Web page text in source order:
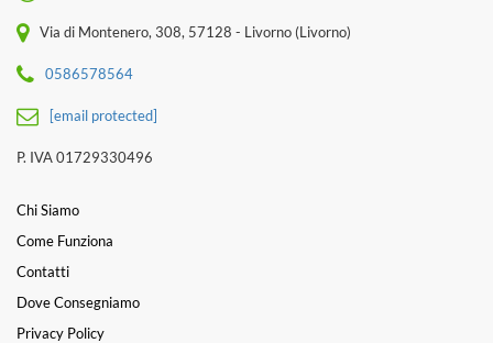
Via di Montenero, 308, 57128 - Livorno (Livorno)
0586578564
[email protected]
P. IVA 01729330496
Chi Siamo
Come Funziona
Contatti
Dove Consegniamo
Privacy Policy